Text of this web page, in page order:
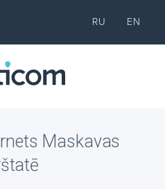
RU EN
Maskavas